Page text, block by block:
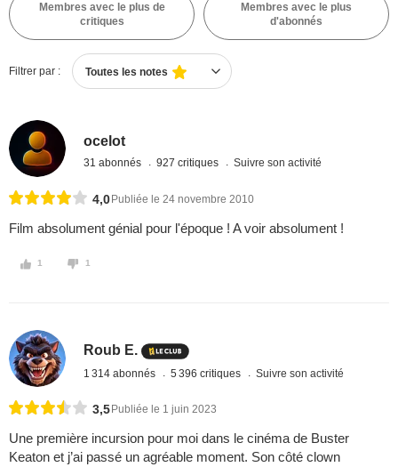
Membres avec le plus de
critiques
Membres avec le plus
d'abonnés
Filtrer par : Toutes les notes
ocelot
31 abonnés 927 critiques Suivre son activité
4,0 Publiée le 24 novembre 2010
Film absolument génial pour l'époque ! A voir absolument !
1 1
Roub E.
1 314 abonnés 5 396 critiques Suivre son activité
3,5 Publiée le 1 juin 2023
Une première incursion pour moi dans le cinéma de Buster
Keaton et j’ai passé un agréable moment. Son côté clown